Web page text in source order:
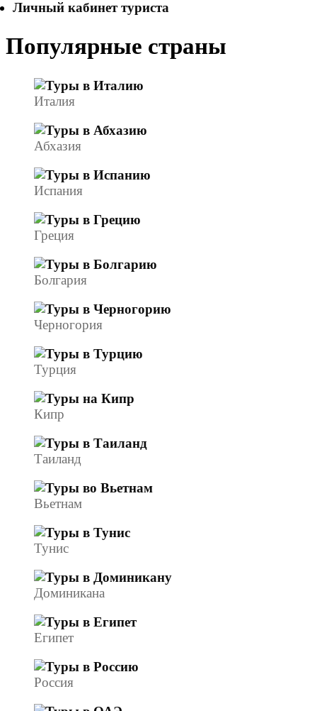
Личный кабинет туриста
Популярные страны
Италия
Абхазия
Испания
Греция
Болгария
Черногория
Турция
Кипр
Таиланд
Вьетнам
Тунис
Доминикана
Египет
Россия